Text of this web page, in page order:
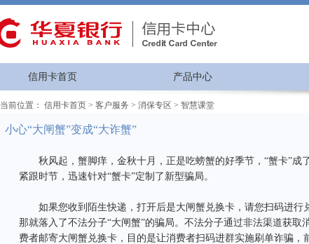
信用卡首页 产品中心
当前位置： 信用卡首页 > 客户服务 > 消保专区 > 智慧课堂
小心“大闸蟹”变成“大诈蟹”
秋风起，蟹脚痒，金秋十月，正是吃螃蟹的好季节，“蟹卡”成
紧跟时节，迅速针对“蟹卡”定制了新型骗局。
如果您收到陌生快递，打开后是大闸蟹兑换卡，请您扫码进行
那就落入了不法分子“大闸蟹”的骗局。不法分子通过非法渠道获取
费者邮寄大闸蟹兑换卡，目的是让消费者扫码进群实施刷单诈骗，